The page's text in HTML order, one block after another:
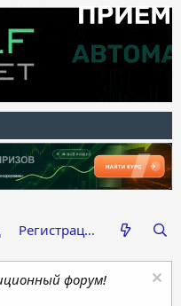
Регистрация
форум!